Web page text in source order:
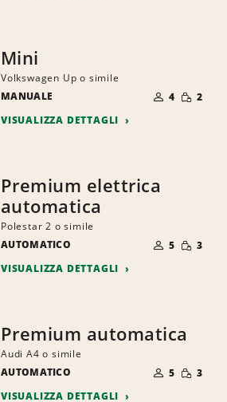
Mini
Volkswagen Up o simile
MANUALE
DI
PERSONE
4 RIDOTTA
2
VISUALIZZA DETTAGLI
Premium elettrica
automatica
Polestar 2 o simile
AUTOMATICO
DI
PERSONE
5 RIDOTTA
3
VISUALIZZA DETTAGLI
Premium automatica
Audi A4 o simile
AUTOMATICO
DI
PERSONE
5 RIDOTTA
3
VISUALIZZA DETTAGLI